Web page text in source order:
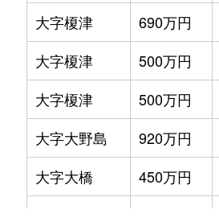
大字榎津
690万円
大字榎津
500万円
大字榎津
500万円
大字大野島
920万円
大字大橋
450万円